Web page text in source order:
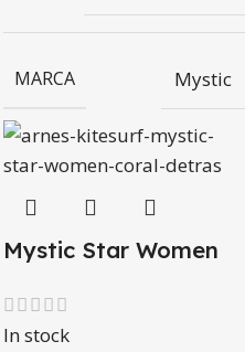
MARCA Mystic
Mystic Star Women
In stock